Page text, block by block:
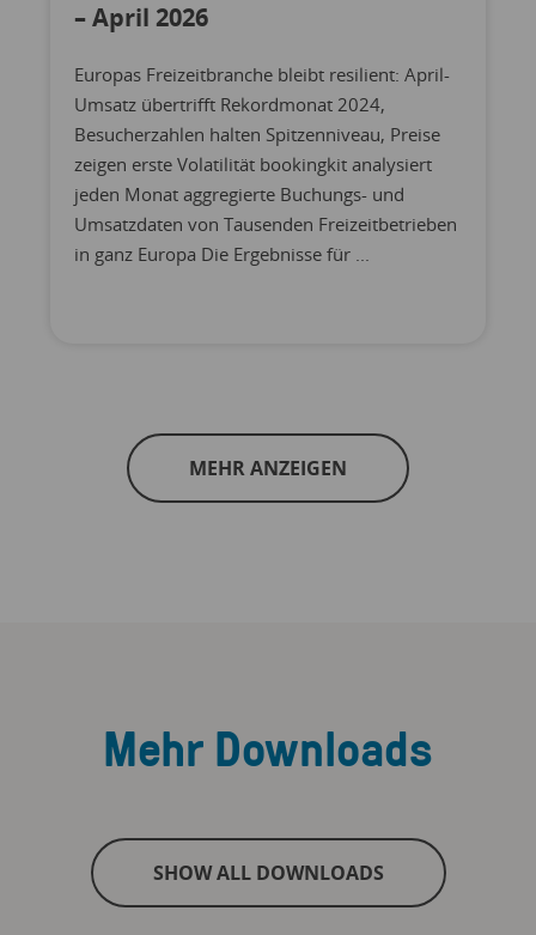
– April 2026
Europas Freizeitbranche bleibt resilient: April-
Umsatz übertrifft Rekordmonat 2024,
Besucherzahlen halten Spitzenniveau, Preise
zeigen erste Volatilität bookingkit analysiert
jeden Monat aggregierte Buchungs- und
Umsatzdaten von Tausenden Freizeitbetrieben
in ganz Europa Die Ergebnisse für ...
MEHR ANZEIGEN
Mehr Downloads
SHOW ALL DOWNLOADS